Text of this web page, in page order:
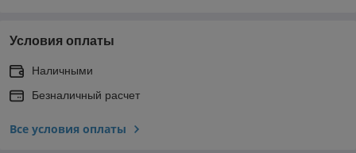
Условия оплаты
Наличными
Безналичный расчет
Все условия оплаты